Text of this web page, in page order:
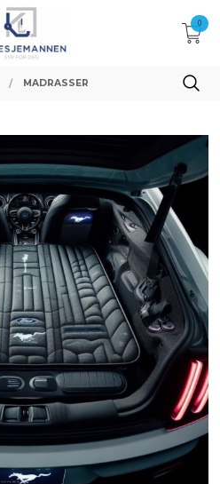
0
MADRASSER